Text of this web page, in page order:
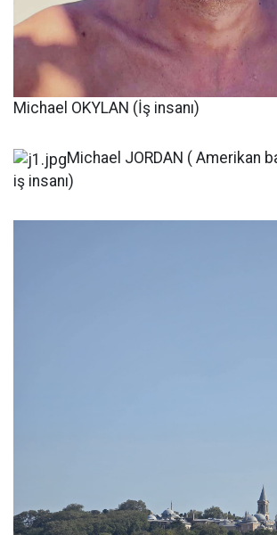
Michael OKYLAN (İş insanı)
Michael JORDAN ( Amerikan
iş insanı)